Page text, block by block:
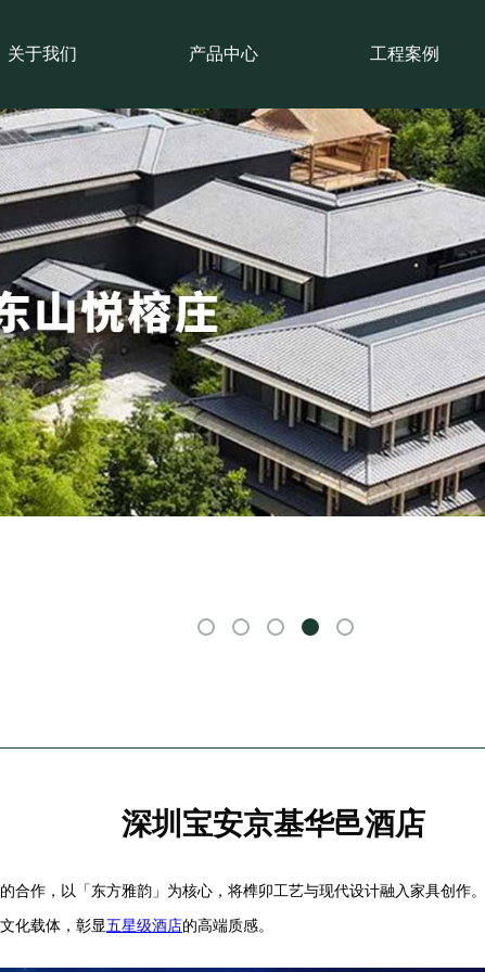
深圳宝安京基华邑酒店
合作，以「东方雅韵」为核心，将榫卯工艺与现代设计融入家具创作。
化载体，彰显五星级酒店的高端质感。
关于我们 产品中心 工程案例